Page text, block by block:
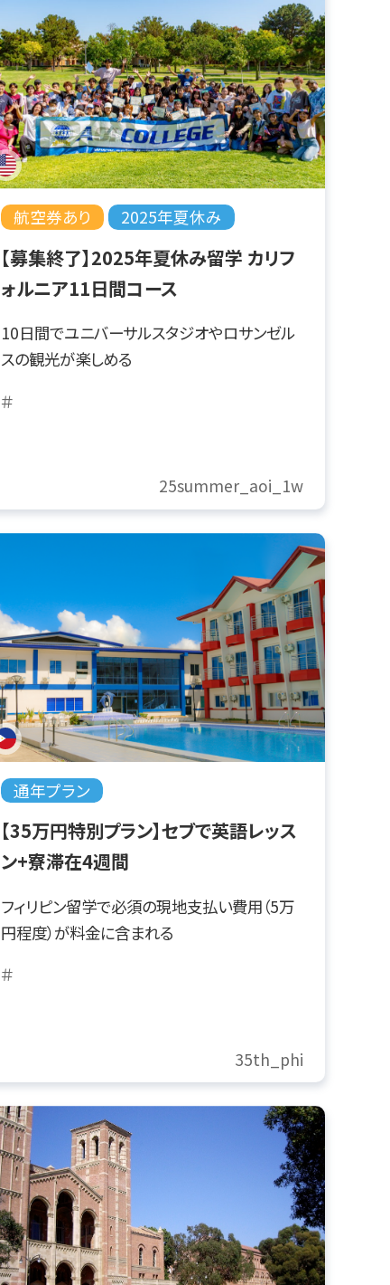
航空券あり 2025年夏休み
【募集終了】2025年夏休み留学 カリフ
ォルニア11日間コース
10日間でユニバーサルスタジオやロサンゼル
スの観光が楽しめる
＃
25summer_aoi_1w
通年プラン
【35万円特別プラン】セブで英語レッス
ン+寮滞在4週間
フィリピン留学で必須の現地支払い費用（5万
円程度）が料金に含まれる
＃
35th_phi